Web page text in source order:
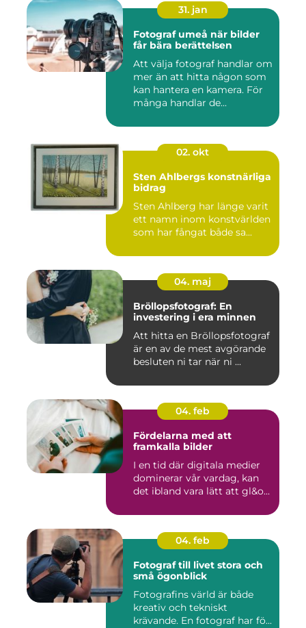
31. jan
Fotograf umeå när bilder
får bära berättelsen
Att välja fotograf handlar om
mer än att hitta någon som
kan hantera en kamera. För
många handlar de...
02. okt
Sten Ahlbergs konstnärliga
bidrag
Sten Ahlberg har länge varit
ett namn inom konstvärlden
som har fångat både sa...
04. maj
Bröllopsfotograf: En
investering i era minnen
Att hitta en Bröllopsfotograf
är en av de mest avgörande
besluten ni tar när ni ...
04. feb
Fördelarna med att
framkalla bilder
I en tid där digitala medier
dominerar vår vardag, kan
det ibland vara lätt att gl&o...
04. feb
Fotograf till livet stora och
små ögonblick
Fotografins värld är både
kreativ och tekniskt
krävande. En fotograf har fö...